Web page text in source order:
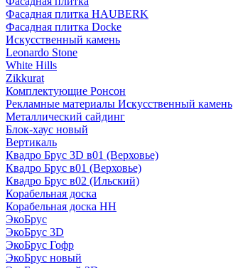
Фасадная плитка HAUBERK
Фасадная плитка Docke
Искусственный камень
Leonardo Stone
White Hills
Zikkurat
Комплектующие Ронсон
Рекламные материалы Искусственный камень
Металлический сайдинг
Блок-хаус новый
Вертикаль
Квадро Брус 3D в01 (Верховье)
Квадро Брус в01 (Верховье)
Квадро Брус в02 (Ильский)
Корабельная доска
Корабельная доска НН
ЭкоБрус
ЭкоБрус 3D
ЭкоБрус Гофр
ЭкоБрус новый